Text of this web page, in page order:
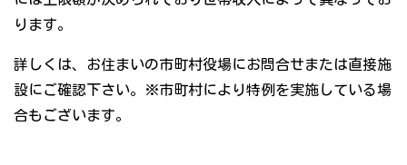
ります。
詳しくは、お住まいの市町村役場にお問合せまたは直接施
設にご確認下さい。※市町村により特例を実施している場
合もございます。